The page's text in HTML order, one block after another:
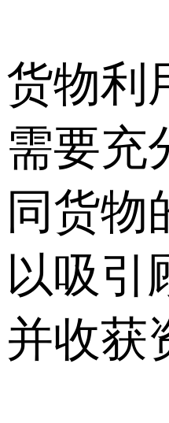
货物利
需要充
同货物
以吸引
并收获